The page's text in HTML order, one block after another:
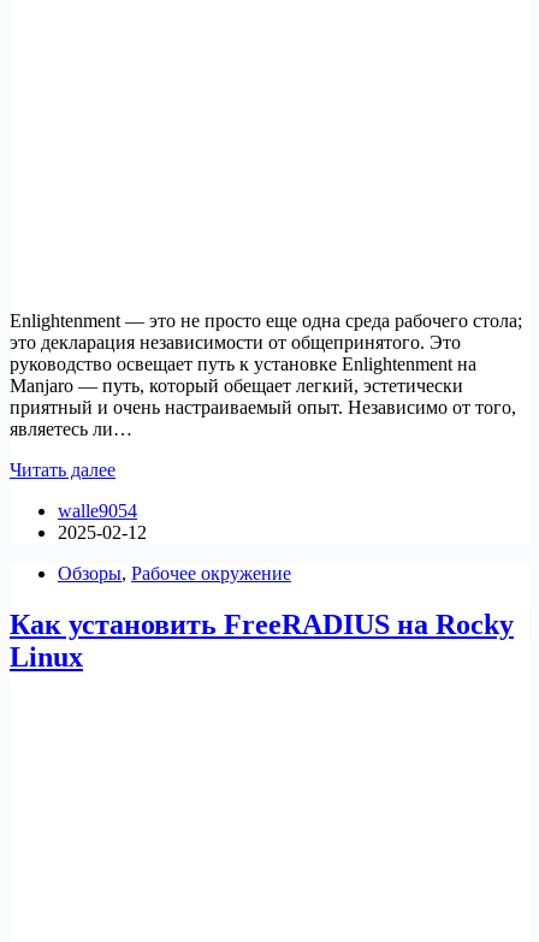
Enlightenment — это не просто еще одна среда рабочего стола;
это декларация независимости от общепринятого. Это
руководство освещает путь к установке Enlightenment на
Manjaro — путь, который обещает легкий, эстетически
приятный и очень настраиваемый опыт. Независимо от того,
являетесь ли…
Читать далееКак
Enlightenment
на
walle9054
2025-02-12
Обзоры, Рабочее окружение
Как установить FreeRADIUS на Rocky
Linux